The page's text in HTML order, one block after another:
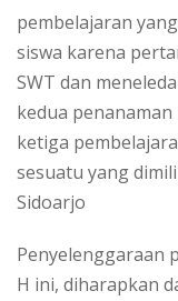
pembelajaran
siswa karena
SWT dan
kedua
ketiga
sesuatu yang
Sidoarjo
Penyelenggaraan
H ini, diharapkan